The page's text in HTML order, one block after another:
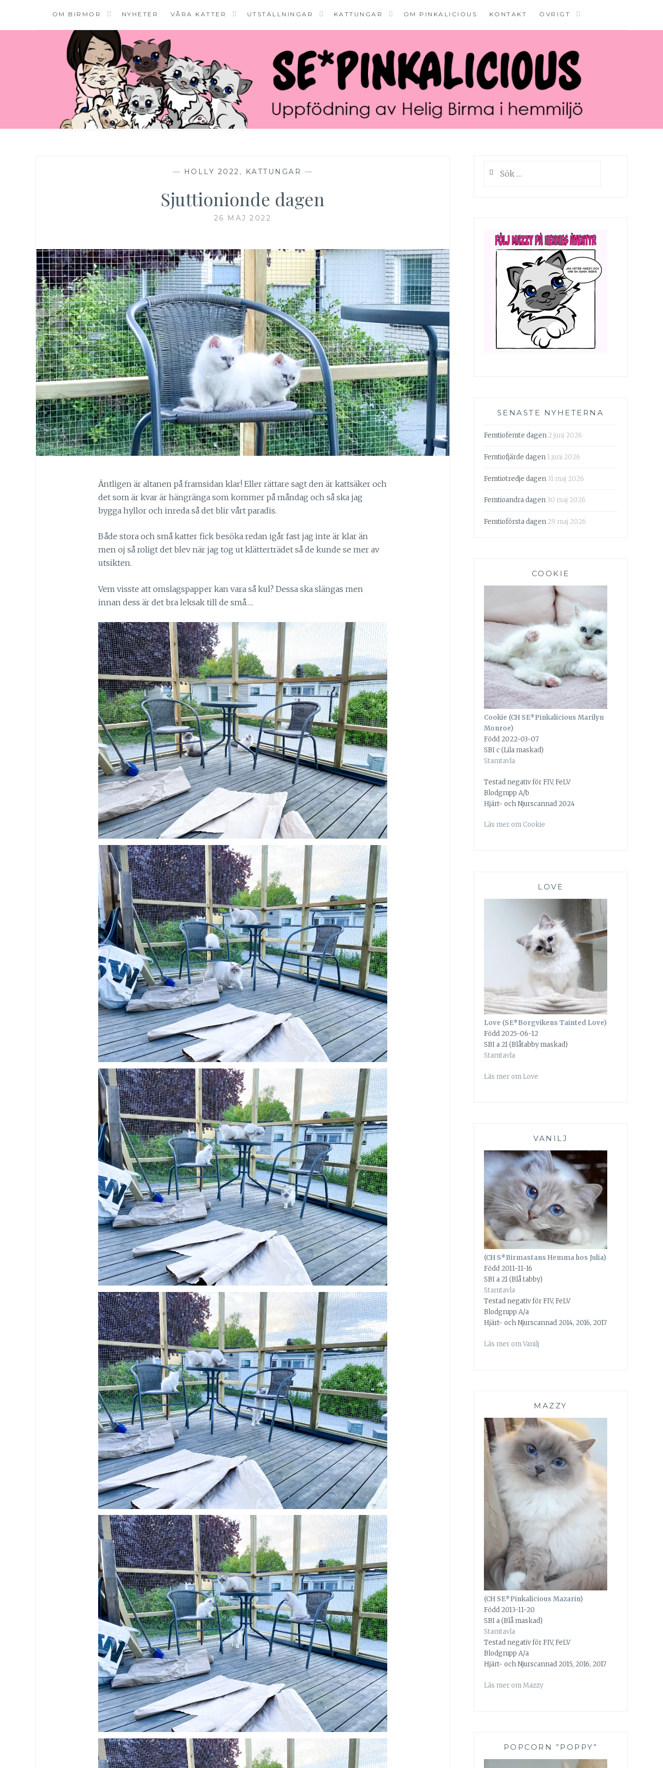
OM BIRMOR NYHETER VÅRA KATTER UTSTÄLLNINGAR KATTUNGAR OM PINKALICIOUS KONTAKT ÖVRIGT
SE*PINKALICIOUS
VÄLKOMMEN TILL VÅR LILLA KATTERIA!
— HOLLY 2022 , KATTUNGAR —
Sjuttionionde dagen
26 MAJ 2022
Äntligen är altanen på framsidan klar! Eller rättare sagt den är kattsäker och
det som är kvar är hängränga som kommer på måndag och så ska jag
bygga hyllor och inreda så det blir vårt paradis.
Både stora och små katter fick besöka redan igår fast jag inte är klar än
men oj så roligt det blev när jag tog ut klätterträdet så de kunde se mer av
utsikten.
Vem visste att omslagspapper kan vara så kul? Dessa ska slängas men
innan dess är det bra leksak till de små….
efter:
SENASTE NYHETERNA
Femtiofemte dagen 2 juni 2026
Femtiofjärde dagen 1 juni 2026
Femtiotredje dagen 31 maj 2026
Femtioandra dagen 30 maj 2026
Femtioförsta dagen 29 maj 2026
COOKIE
Cookie (CH SE*Pinkalicious Marilyn
Monroe)
Född 2022-03-07
SBI c (Lila maskad)
Stamtavla
Testad negativ för FIV, FeLV
Blodgrupp A/b
Hjärt- och Njurscannad 2024
Läs mer om Cookie
LOVE
Love (SE*Borgvikens Tainted Love)
Född 2025-06-12
SBI a 21 (Blåtabby maskad)
Stamtavla
Läs mer om Love
VANILJ
(CH S*Birmastans Hemma hos Julia)
Född 2011-11-16
SBI a 21 (Blå tabby)
Stamtavla
Testad negativ för FIV, FeLV
Blodgrupp A/a
Hjärt- och Njurscannad 2014, 2016, 2017
Läs mer om Vanilj
MAZZY
(CH SE*Pinkalicious Mazarin)
Född 2013-11-20
SBI a (Blå maskad)
Stamtavla
Testad negativ för FIV, FeLV
Blodgrupp A/a
Hjärt- och Njurscannad 2015, 2016, 2017
Läs mer om Mazzy
POPCORN ”POPPY”